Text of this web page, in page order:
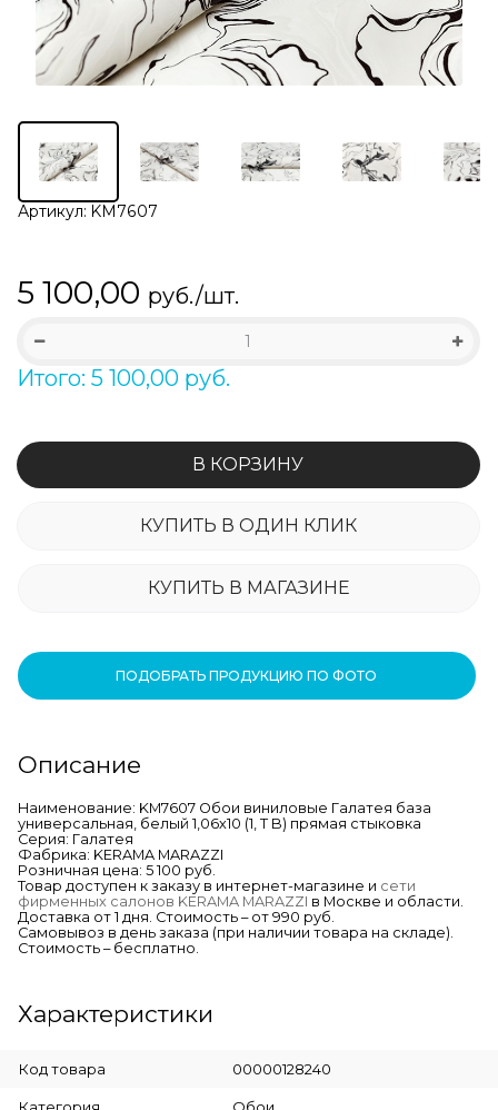
Артикул: KM7607
5 100,00 руб./шт.
Итого: 5 100,00 руб.
В КОРЗИНУ
КУПИТЬ В ОДИН КЛИК
КУПИТЬ В МАГАЗИНЕ
ПОДОБРАТЬ ПРОДУКЦИЮ ПО ФОТО
Описание
Наименование: KM7607 Обои виниловые Галатея база
универсальная, белый 1,06х10 (1, Т B) прямая стыковка
Серия: Галатея
Фабрика: KERAMA MARAZZI
Розничная цена: 5 100 руб.
Товар доступен к заказу в интернет-магазине и сети
фирменных салонов KERAMA MARAZZI в Москве и области.
Доставка от 1 дня. Стоимость – от 990 руб.
Самовывоз в день заказа (при наличии товара на складе).
Стоимость – бесплатно.
Характеристики
Код товара 00000128240